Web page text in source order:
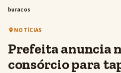
buracos
NOTÍCIAS
Prefeita anuncia
consórcio para